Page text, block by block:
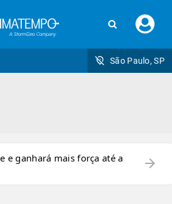
seu
São Paulo, SP
e ganhará mais força até a
arrow_forward